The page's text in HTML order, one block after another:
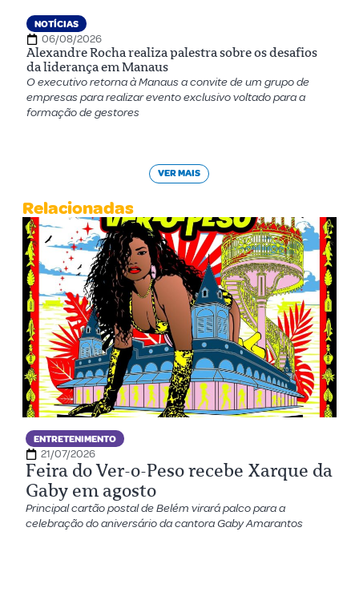
NOTÍCIAS
06/08/2026
Alexandre Rocha realiza palestra sobre os desafios
da liderança em Manaus
O executivo retorna à Manaus a convite de um grupo de
empresas para realizar evento exclusivo voltado para a
formação de gestores
VER MAIS
Relacionadas
ENTRETENIMENTO
21/07/2026
Feira do Ver-o-Peso recebe Xarque da
Gaby em agosto
Principal cartão postal de Belém virará palco para a
celebração do aniversário da cantora Gaby Amarantos